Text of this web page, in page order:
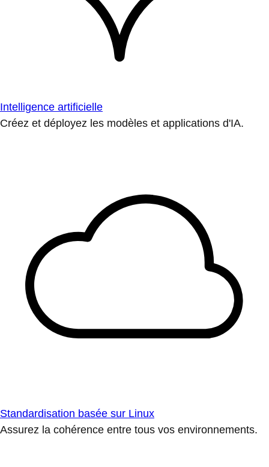
Intelligence artificielle
Créez et déployez les modèles et applications d'IA.
Standardisation basée sur Linux
Assurez la cohérence entre tous vos environnements.